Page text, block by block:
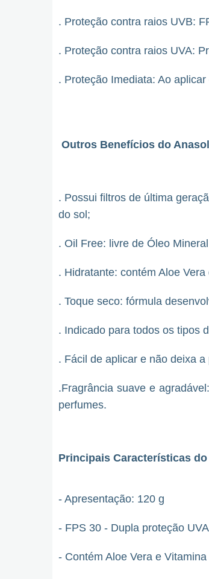
. Proteção contra raios UVB:
. Proteção contra raios UVA:
. Proteção Imediata: Ao
Outros Benefícios do
. Possui filtros de última
do sol;
. Oil Free: livre de Óleo
. Hidratante: contém Aloe
. Toque seco: fórmula
. Indicado para todos os tipos
. Fácil de aplicar e não deixa
.Fragrância suave e
perfumes.
Principais Características
- Apresentação: 120 g
- FPS 30 - Dupla proteção
- Contém Aloe Vera e